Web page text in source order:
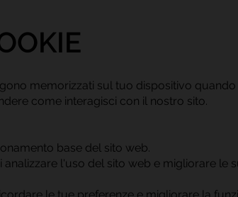
memorizzati sul tuo dispositivo
come interagisci con il nostro sito.
base del sito web.
l'uso del sito web e migliorare le